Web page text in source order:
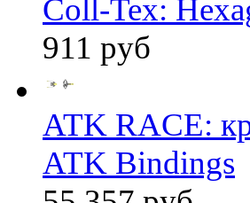
Coll-Tex:
911 руб
ATK RACE:
ATK Bindings